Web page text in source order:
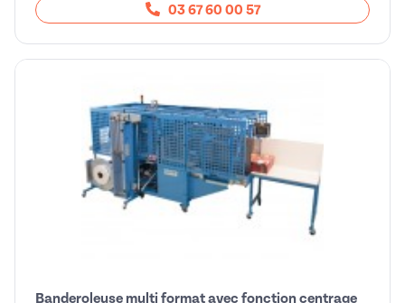
03 67 60 00 57
Banderoleuse multi format avec fonction centrage